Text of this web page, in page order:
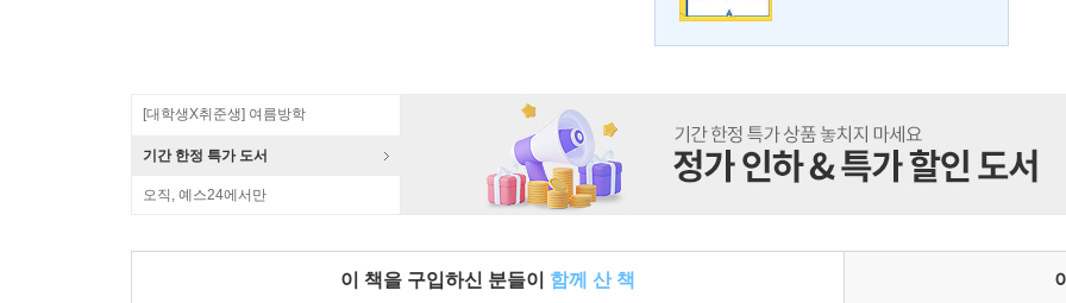
[대학생X취준생] 여름방학
기간 한정 특가 도서
오직, 예스24에서만
이 책을 구입하신 분들이 함께 산 책